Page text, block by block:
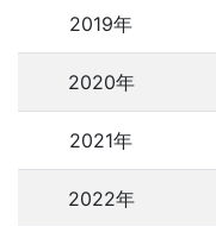
2019年
2020年
2021年
2022年